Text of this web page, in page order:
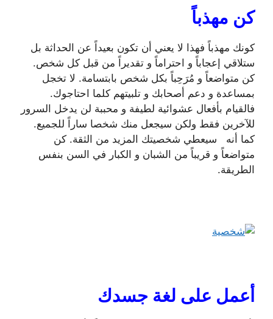
كن مهذباً
كونك مهذباً فهذا لا يعني أن تكون بعيداً عن الحداثة بل
ستلاقي إعجاباً و احتراماً و تقديراً من قبل كل شخص.
كن متواضعاً و مُرَحِباً بكل شخص بابتسامة. لا تخجل
بمساعدة و دعم أصحابك و تلبيتهم كلما احتاجوك.
فالقيام بأفعال عشوائية لطيفة و محببة لن يدخل السرور
للآخرين فقط ولكن سيجعل منك شخصا ساراً للجميع.
كما أنه سيعطي شخصيتك المزيد من الثقة. كن
متواضعاً و قريباً من الشبان و الكبار في السن بنفس
الطريقة.
أعمل على لغة جسدك